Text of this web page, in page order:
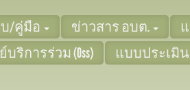
/คู่มือ ข่าวสาร อบต.
ริการร่วม (Oss)
แบบประเมิ